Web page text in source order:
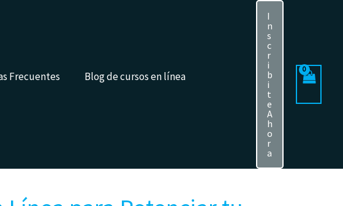
Frecuentes
Blog de cursos en línea
I
n
s
c
r
i
b
i
t
e
A
h
o
r
a